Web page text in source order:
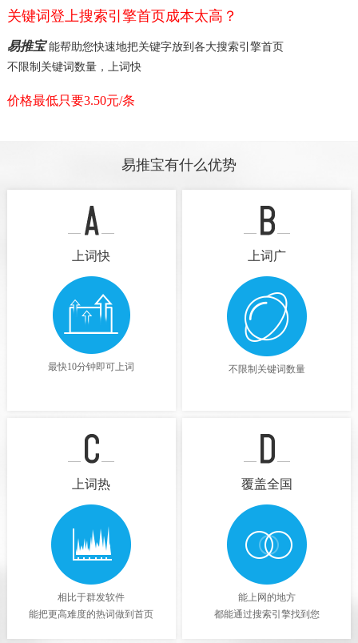
关键词登上搜索引擎首页成本太高？
易推宝能帮助您快速地把关键字放到各大搜索引擎首页
不限制关键词数量，上词快
价格最低只要3.50元/条
易推宝有什么优势
上词快
最快10分钟即可上词
上词广
不限制关键词数量
上词热
相比于群发软件
能把更高难度的热词做到首页
覆盖全国
能上网的地方
都能通过搜索引擎找到您